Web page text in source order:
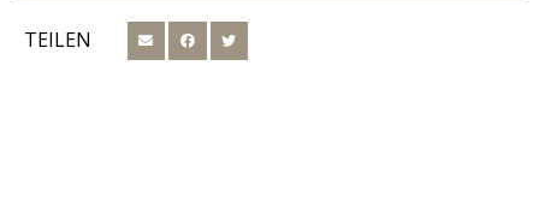
TEILEN